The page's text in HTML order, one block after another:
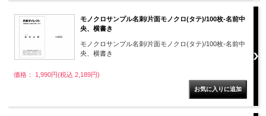
モノクロサンプル名刺/片面モノクロ(タテ)/100枚-名前中
央、横書き
モノクロサンプル名刺/片面モノクロ(タテ)/100枚-名前中
央、横書き
価格： 1,990円(税込 2,189円)